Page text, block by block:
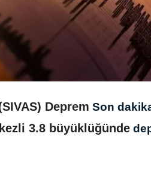
Deprem Son
3.8 büyüklüğünde